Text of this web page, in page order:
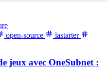
open-source
lastarter
jeux avec OneSubnet :